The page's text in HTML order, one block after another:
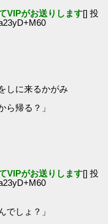
VIPがお送りします[] 投
しに来るかがみ
帰る？」
VIPがお送りします[] 投
しょ？」